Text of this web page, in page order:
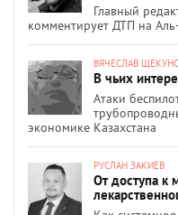
Главный
комментирует ДТП на
ВЯЧЕСЛАВ
В чьих
Атаки
экономике Казахстана
РУСЛАН ЗАКИЕВ
От доступа